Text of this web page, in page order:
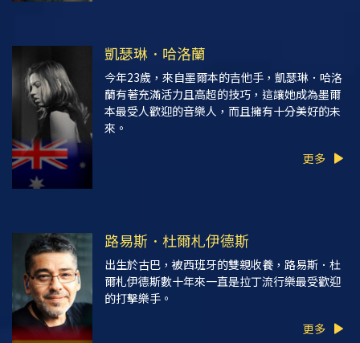
凱瑟琳．哈洛蘭
今年23歲，來自墨爾本的吉他手，凱瑟琳．哈洛
蘭有著充滿活力且高超的技巧，這讓她成為墨爾
本最受人歡迎的音樂人，而且擁有十分美好的未
來。
更多
路易斯．杜爾札伊德斯
出生於古巴，被西班牙的雙親收養，路易斯．杜
爾札伊德斯數十年來一直是拉丁流行樂最受歡迎
的打擊樂手。
更多